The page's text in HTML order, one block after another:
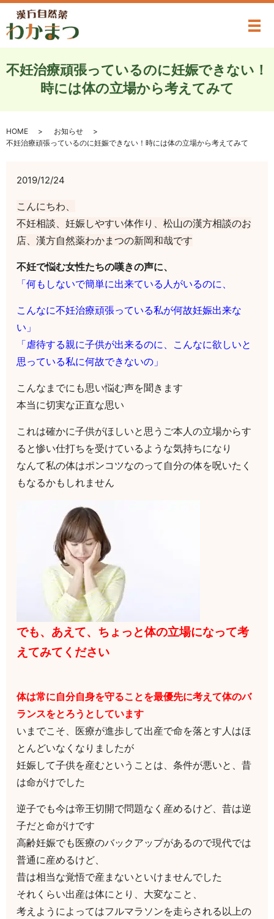
メ
不妊治療頑張っているのに妊娠できない！
時には体の立場から考えてみて
HOME
お知らせ
不妊治療頑張っているのに妊娠できない！時には体の立場から考えてみて
2019/12/24
こんにちわ、
不妊相談、妊娠しやすい体作り、松山の漢方相談のお
店、漢方自然薬わかまつの新岡和哉です
不妊で悩む女性たちの嘆きの声に、
「何もしないで簡単に出来ている人がいるのに、
こんなに不妊治療頑張っている私が何故妊娠出来な
い」
「虐待する親に子供が出来るのに、こんなに欲しいと
思っている私に何故できないの 」
こんなまでにも思い悩む声を聞きます
本当に切実な正直な思い
これは確かに子供がほしいと思うご本人の立場からす
ると惨い仕打ちを受けているような気持ちになり
なんて私の体はポンコツなのって自分の体を呪いたく
もなるかもしれません
でも、あえて、ちょっと体の立場になって考
えてみてください
体は常に自分自身を守ることを最優先に考えて体のバ
ランスをとろうとしています
いまでこそ、医療が進歩して出産で命を落とす人はほ
とんどいなくなりましたが
妊娠して子供を産むということは、条件が悪いと、昔
は命がけでした
逆子でも今は帝王切開で問題なく産めるけど、昔は逆
子だと命がけです
高齢妊娠でも医療のバックアップがあるので現代では
普通に産めるけど、
昔は相当な覚悟で産まないといけませんでした
それくらい出産は体にとり、大変なこと、
考えようによってはフルマラソンを走らされる以上の